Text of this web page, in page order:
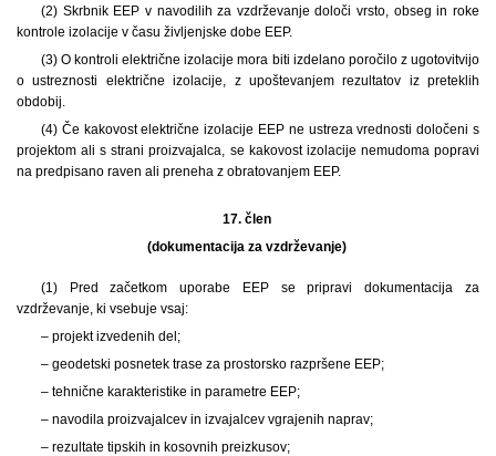
(2) Skrbnik EEP v navodilih za vzdrževanje določi vrsto, obseg in roke
kontrole izolacije v času življenjske dobe EEP.
(3) O kontroli električne izolacije mora biti izdelano poročilo z ugotovitvijo
o ustreznosti električne izolacije, z upoštevanjem rezultatov iz preteklih
obdobij.
(4) Če kakovost električne izolacije EEP ne ustreza vrednosti določeni s
projektom ali s strani proizvajalca, se kakovost izolacije nemudoma popravi
na predpisano raven ali preneha z obratovanjem EEP.
17. člen
(dokumentacija za vzdrževanje)
(1) Pred začetkom uporabe EEP se pripravi dokumentacija za
vzdrževanje, ki vsebuje vsaj:
– projekt izvedenih del;
– geodetski posnetek trase za prostorsko razpršene EEP;
– tehnične karakteristike in parametre EEP;
– navodila proizvajalcev in izvajalcev vgrajenih naprav;
– rezultate tipskih in kosovnih preizkusov;